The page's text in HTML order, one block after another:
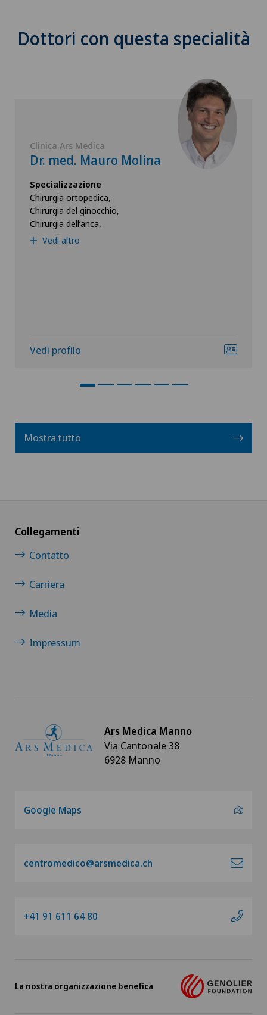
Dottori con questa specialità
Clinica Ars Medica
Dr. med. Mauro Molina
Specializzazione
Chirurgia ortopedica,
Chirurgia del ginocchio,
Chirurgia dell’anca,
Vedi altro
Vedi profilo
Mostra tutto
Collegamenti
Contatto
Carriera
Media
Impressum
Ars Medica Manno
Via Cantonale 38
6928 Manno
Google Maps
centromedico@arsmedica.ch
+41 91 611 64 80
La nostra organizzazione benefica